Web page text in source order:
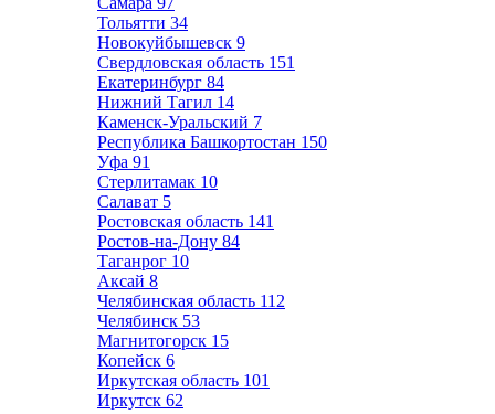
Тольятти 34
Новокуйбышевск 9
Свердловская область 151
Екатеринбург 84
Нижний Тагил 14
Каменск-Уральский 7
Республика Башкортостан 150
Уфа 91
Стерлитамак 10
Салават 5
Ростовская область 141
Ростов-на-Дону 84
Таганрог 10
Аксай 8
Челябинская область 112
Челябинск 53
Магнитогорск 15
Копейск 6
Иркутская область 101
Иркутск 62